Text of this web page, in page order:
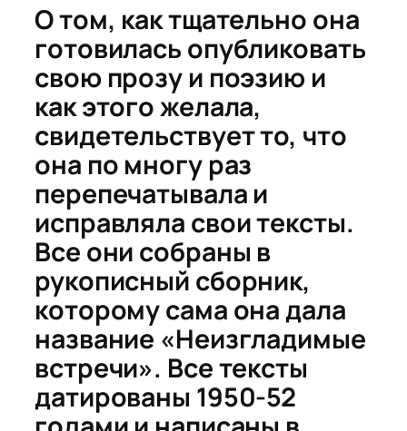
О том, как тщательно она
готовилась опубликовать
свою прозу и поэзию и
как этого желала,
свидетельствует то, что
она по многу раз
перепечатывала и
исправляла свои тексты.
Все они собраны в
рукописный сборник,
которому сама она дала
название «Неизгладимые
встречи». Все тексты
датированы 1950-52